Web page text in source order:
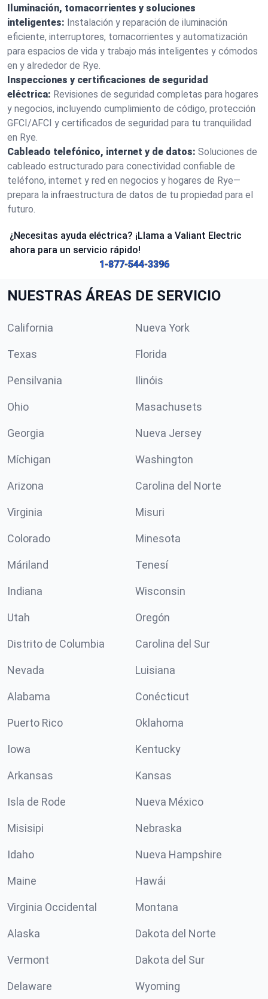
Iluminación, tomacorrientes y soluciones
inteligentes: Instalación y reparación de iluminación
eficiente, interruptores, tomacorrientes y automatización
para espacios de vida y trabajo más inteligentes y cómodos
en y alrededor de Rye.
Inspecciones y certificaciones de seguridad
eléctrica: Revisiones de seguridad completas para hogares
y negocios, incluyendo cumplimiento de código, protección
GFCI/AFCI y certificados de seguridad para tu tranquilidad
en Rye.
Cableado telefónico, internet y de datos: Soluciones de
cableado estructurado para conectividad confiable de
teléfono, internet y red en negocios y hogares de Rye—
prepara la infraestructura de datos de tu propiedad para el
futuro.
¿Necesitas ayuda eléctrica? ¡Llama a Valiant Electric
ahora para un servicio rápido!
1-877-544-3396
NUESTRAS ÁREAS DE SERVICIO
California Nueva York
Texas Florida
Pensilvania Ilinóis
Ohio Masachusets
Georgia Nueva Jersey
Míchigan Washington
Arizona Carolina del Norte
Virginia Misuri
Colorado Minesota
Máriland Tenesí
Indiana Wisconsin
Utah Oregón
Distrito de Columbia Carolina del Sur
Nevada Luisiana
Alabama Conécticut
Puerto Rico Oklahoma
Iowa Kentucky
Arkansas Kansas
Isla de Rode Nueva México
Misisipi Nebraska
Idaho Nueva Hampshire
Maine Hawái
Virginia Occidental Montana
Alaska Dakota del Norte
Vermont Dakota del Sur
Delaware Wyoming